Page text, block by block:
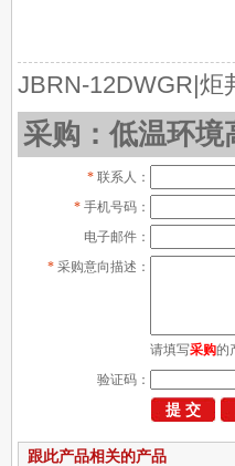
JBRN-12DWGR|炬
采购：低温环
* 联系人：
* 手机号码：
电子邮件：
* 采购意向描述：
请填写采购的
验证码：
跟此产品相关的产品